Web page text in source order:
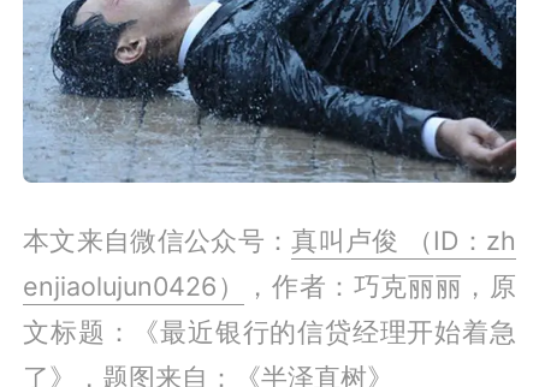
本文来自微信公众号：真叫卢俊 （ID：zh
enjiaolujun0426）
，作者：巧克丽丽，原
文标题：《最近银行的信贷经理开始着急
了》，题图来自：《半泽直树》